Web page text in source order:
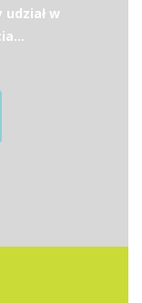
w